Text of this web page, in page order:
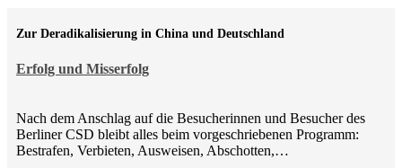
Erfolg und Misserfolg
Zur Deradikalisierung in China und Deutschland
Nach dem Anschlag auf die Besucherinnen und Besucher des
Berliner CSD bleibt alles beim vorgeschriebenen Programm:
Bestrafen, Verbieten, Ausweisen, Abschotten,…